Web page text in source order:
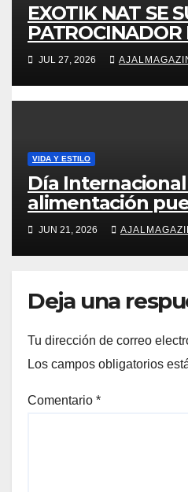
EXOTIK NAT SE
PATROCINADOR
2026 PARA
CULTURA DE
INTEGRAL
JUL 27, 2026
VIDA Y ESTILO
Día Internacional
alimentación
energía, la
recuperación
JUN 21, 2026
Deja una
Tu dirección de correo
Los campos obligatorios
Comentario *